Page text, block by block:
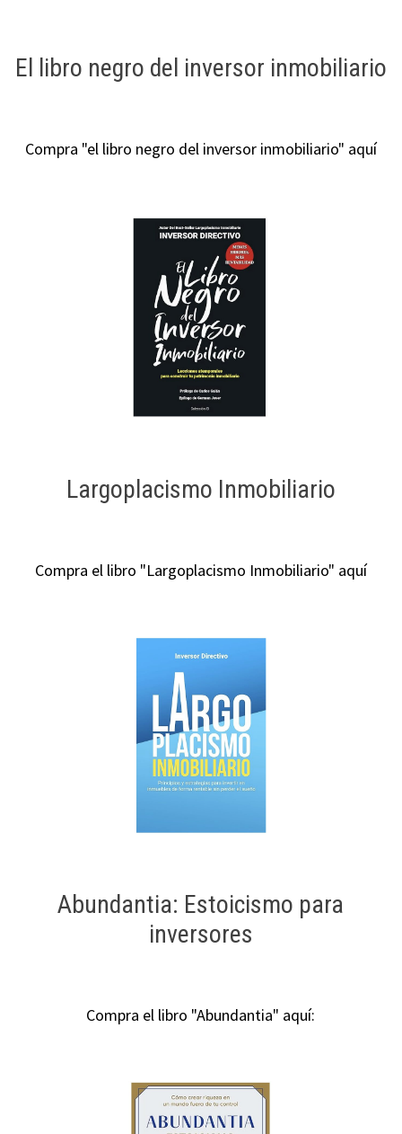
El libro negro del inversor inmobiliario
Compra "el libro negro del inversor inmobiliario" aquí
Largoplacismo Inmobiliario
Compra el libro "Largoplacismo Inmobiliario" aquí
Abundantia: Estoicismo para
inversores
Compra el libro "Abundantia" aquí: